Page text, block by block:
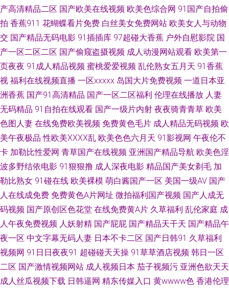
久久九九视频免费 91精品白丝国产 国产黄色中文字幕 亚洲人妻ntr 超碰人人
性爱 欧美国产亚洲色干 91福利精选 久草精品资源站 中回人妻丝袜一区三区
国产精品久久福 日韩第6页 91直接观看网站 久久精品只有18岁 在线不卡av
小电影 97资源美女总站 日本不卡在线二区三区 91啦福利视频 久草资源网站
污污色色的视频在线看 AV婷婷网 久久最新视频国 91n视频在线 超碰精品潮
吹无码不卡 日日综合色网 91欧美另类一区 男人操逼天堂 日韩干狠狠 92福利
在线观看 欧美久草在线视频观看 91深夜福利网址 久草视频资源 91久要 午夜
在线视频玖玖 91全部免费观看 91色库 福利视频欧美 黄色网入口站网址 国产
精品久 黄页网站日韩Av 传媒视频一区免费播放 91在线视频免费91 www91
传媒 91四虎影院视频在线播放 97人妻人人操人人乐 九九不卡国产强姦 九九
韩精品在线视频 欧美日韩国产激情视频 日韩视频久久 91色视频国产自 探花
产高清精品二区 国产欧美在线视频 欧美色综合网 91国产自拍偷
拍 香蕉911 花蝴蝶看片免费 白丝美女免费网站 欧美女人与动物
交 国产精品无码电影 91插插库 97超碰大香蕉 户外自慰影院 国
产一区二区二区 国产偷窥盗摄视频 成人动漫网站观看 欧美第一
页夜夜 91成人精品视频 蜜桃爱爱视频 乱伦熟女五月天 91香蕉
视 福利在线视频直播 一区xxxxx 岛国大片免费视频 一道日本亚
洲香蕉 国产91高清精品 国产一区二区福利 伦理在线播放 人妻
无码精品 91自拍在线观看 国产一级片内射 夜夜骑青青草 欧美
色图人妻 在线免费欧美视频 免费黄色毛片 成人精品无码视频 欧
美午夜极品 性欧美ⅩⅩⅩⅩ乱 欧美色色六月天 91影视网 午夜伦不
卡 加勒比性爱网 青草国产在线视频 亚洲国产精品导航 欧美色淫
波多野结依电影 91狠狠撸 成人深夜电影 精品国产美女剃毛 加
勒比熟女 91碰在线 欧美裸模 萌白酱国产一区 美国一级AV 国产
人在线成免费 免费黄色A片网址 微拍福利国产视频 国产人成无
码视频 国产原创区色花堂 在线免费黄A片 久草福利 乱伦家庭 成
人午夜免费视频 人妖射精 国产屁屁 国产精品天干天 国产精品午
夜一区 中文字幕无码人妻 日本不卡二区 国产日韩91 久草福利
视频网 91日日夜夜91 超碰碰天天操 91草草酒店视频 韩日一区
二区 国产激情视频网站 成人视频日本 茄子视频污 亚洲色欲天天
成人丝瓜视频下载 日韩逼网 精东传媒入口 黄wwww色 香港伦理